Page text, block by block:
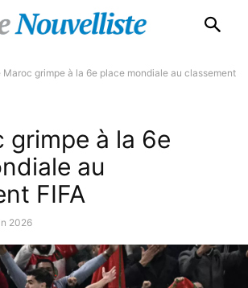
Maroc grimpe à la 6e place mondiale au classement
grimpe à la 6e
au
FIFA
2026